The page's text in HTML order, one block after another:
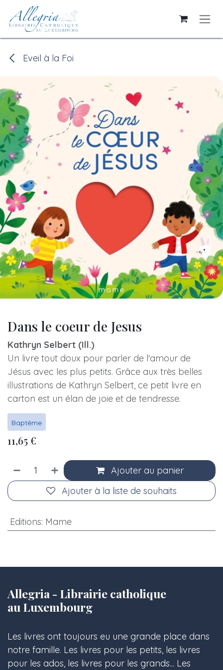
Se rendre au contenu
Eveil à la Foi
Dans le coeur de Jesus
Kathryn Selbert (Ill.)
Un livre tout doux pour parler de l'amour de
Jésus avec les plus petits. Grâce aux très belles
illustrations de Kathryn Selbert, ce petit livre en
carton est un élan de joie et de tendresse.
Baptême
11,65€
Ajouter au panier
Ajouter à la liste de souhaits
Editions: Mame
Allegria - Librairie catholique
au Luxembourg
Les livres ont toujours eu une grande place dans
notre famille. Les livres pour les petits, les livres
pour les ados, les livres pour les grands... Les